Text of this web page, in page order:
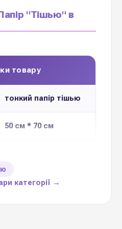
"Тішью" в
товару
тонкий папір тішью
50 см * 70 см
категорії →